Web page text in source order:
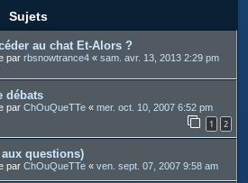
Sujets
au chat Et-Alors ?
par rbsnowtrance4 « sam. avr. 13, 2013 2:29 pm
débats
par ChOuQueTTe « mer. oct. 10, 2007 6:52 pm
1 2
questions)
par ChOuQueTTe « ven. sept. 07, 2007 9:58 am